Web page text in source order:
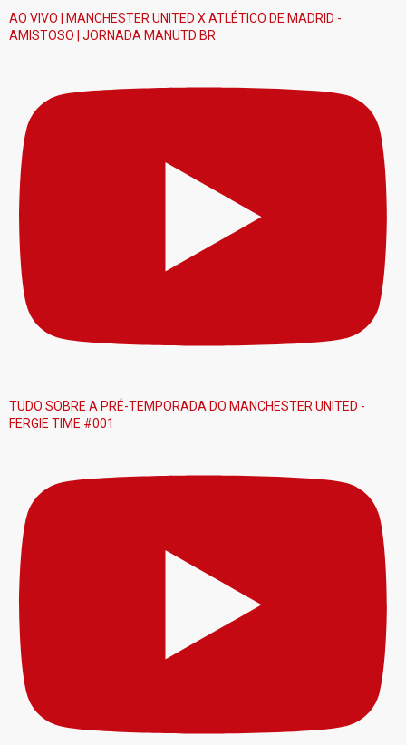
AO VIVO | MANCHESTER UNITED X ATLÉTICO DE MADRID -
AMISTOSO | JORNADA MANUTD BR
TUDO SOBRE A PRÉ-TEMPORADA DO MANCHESTER UNITED -
FERGIE TIME #001